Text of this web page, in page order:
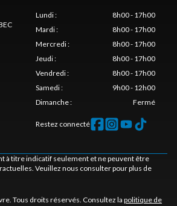
Lundi:
8h00 - 17h00
Mardi:
8h00 - 17h00
Mercredi:
8h00 - 17h00
Jeudi:
8h00 - 17h00
Vendredi:
8h00 - 17h00
Samedi:
9h00 - 12h00
Dimanche: Fermé
Restez connecté
à titre indicatif seulement et ne peuvent être
Veuillez nous consulter pour plus de
Tous droits réservés. Consultez la politique de